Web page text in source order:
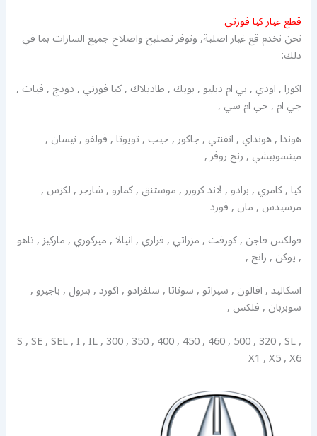
قطع غيار كيا فورتي
نحن نخدم قع غيار اصلية, ونوفر تصليح واصلاح جميع السارات بما في
ذلك:
اكورا , اودي , بي ام دبليو , بويك , طاديلاك , كيا فورتي , دودج , فيات ,
جي ام , جي ام سي ,
هوندا , هونداي , انفنتي , جاكور , جيب , تويوتا , فولفو , نيسان ,
ميتسوبيشي , رنج روفر ,
كيا , كامري , برادو , لاند كروزر , موستنق , كمارو , شارجر , لكزس ,
مرسيدس , مان , فورد
فولكس فاجن , كورفت , مزراتي , فراري , انيالا , ميركوري , ماركيز , تاهو
, يوكن , رانج ,
اسكاليد , افالون , سيراتو , سوناتا , سلفرادو , اكورد , بترول , باجيرو ,
سوبربان , فلكس ,
S , SE , SEL , I , IL , 300 , 350 , 400 , 450 , 460 , 500 , 320 , SL ,
X1 , X5 , X6